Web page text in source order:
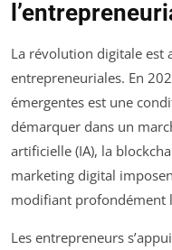
La révolution digitale
entrepreneuriales. En
émergentes est une
démarquer dans un
artificielle (IA), la
marketing digital
modifiant profondément
Les entrepreneurs